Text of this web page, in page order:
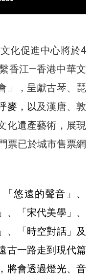
化促進中心將於4
香江—香港中華文
」，呈獻古琴、琵
麥，以及漢唐、敦
化遺產藝術，展現
票已於城市售票網
悠遠的聲音」、
、「宋代美學」、
、「時空對話」及
古一路走到現代篇
將會透過燈光、音